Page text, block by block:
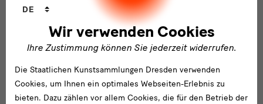
Wir verwenden Cookies
Ihre Zustimmung können Sie jederzeit widerrufen.
DE
Die Staatlichen Kunstsammlungen Dresden verwenden
Cookies, um Ihnen ein optimales Webseiten-Erlebnis zu
bieten. Dazu zählen vor allem Cookies, die für den Betrieb der
Adresse
Anmelden
* Pflichtfeld
Ich stimme derDatenschutzerklärungzu.*
Tel. +49 351 49 14 2000
besucherservice(at)skdmuseum.info